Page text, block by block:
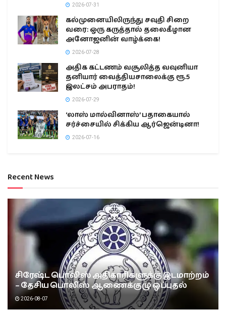
2026-07-31
கல்முனையிலிருந்து சவுதி சிறை
வரை: ஒரு கருத்தால் தலைகீழான
அனோஜனின் வாழ்க்கை!
2026-07-28
அதிக கட்டணம் வசூலித்த வவுனியா
தனியார் வைத்தியசாலைக்கு ரூ.5
இலட்சம் அபராதம்!
2026-07-29
‘லாஸ் மால்வினாஸ்’ பதாகையால்
சர்ச்சையில் சிக்கிய ஆர்ஜென்டினா!
2026-07-16
Recent News
சிரேஷ்ட பொலிஸ் அதிகாரிகளுக்கு இடமாற்றம்
– தேசிய பொலிஸ் ஆணைக்குழு ஒப்புதல்
2026-08-07